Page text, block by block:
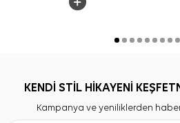
KENDİ STİL HİKAYENİ
Kampanya ve yeniliklerden